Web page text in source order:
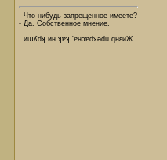
- Что-нибудь запрещенное имеете?
- Да. Собственное мнение.
¡ иɯʎdʞ ин ʞɐʞ 'ɐнɔɐdʞǝdu qнεиЖ